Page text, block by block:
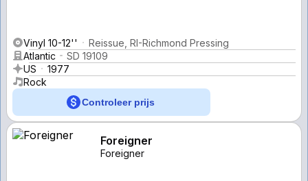
Vinyl 10-12''
Reissue, RI-Richmond Pressing
Atlantic
SD 19109
US
1977
Rock
Controleer prijs
Foreigner
Foreigner